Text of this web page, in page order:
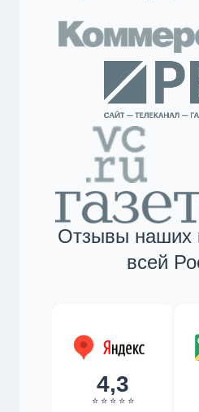
Отзывы наших
всей
4,3
⭐ ⭐ ⭐ ⭐ ⭐